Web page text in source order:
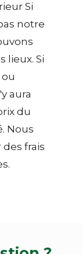
Si
notre
lieux. Si
aura
du
Nous
frais